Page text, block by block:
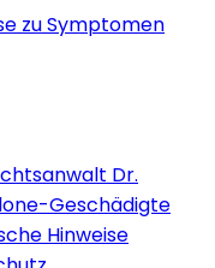
zu Symptomen
Dr.
Geschädigte
Hinweise